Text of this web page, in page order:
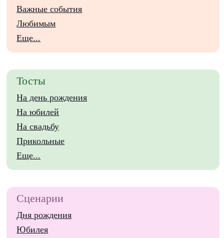
Важные события
Любимым
Еще...
Тосты
На день рождения
На юбилей
На свадьбу
Прикольные
Еще...
Сценарии
Дня рождения
Юбилея